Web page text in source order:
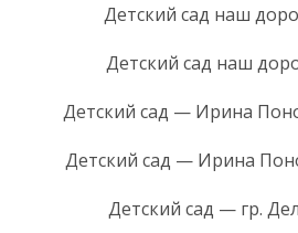
Детский сад наш
Детский сад наш
Детский сад — Ирина
Детский сад — Ирина
Детский сад — гр.